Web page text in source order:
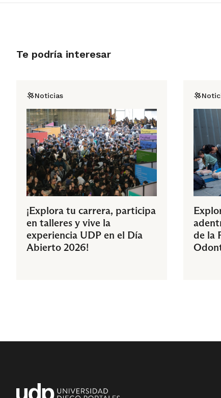
Te podría interesar
Noticias
¡Explora tu carrera, participa
en talleres y vive la
experiencia UDP en el Día
Abierto 2026!
de la